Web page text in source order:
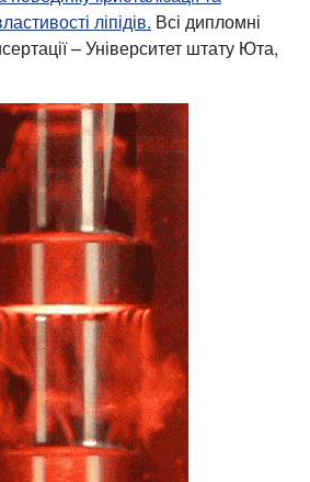
ліпідів. Всі дипломні
– Університет штату Юта,